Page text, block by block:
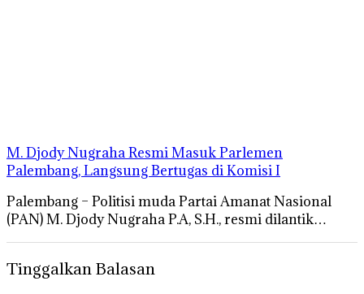
M. Djody Nugraha Resmi Masuk Parlemen
Palembang, Langsung Bertugas di Komisi I
Palembang – Politisi muda Partai Amanat Nasional
(PAN) M. Djody Nugraha P.A, S.H., resmi dilantik…
Tinggalkan Balasan